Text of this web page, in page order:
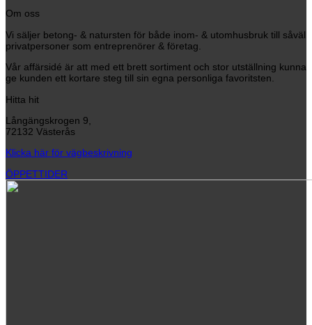
Om oss
Vi säljer betong- & natursten för både inom- & utomhusbruk till såväl
privatpersoner som entreprenörer & företag.
Vår affärsidé är att med ett brett sortiment och stor utställning kunna
ge kunden ett kortare steg till sin egna personliga favoritsten.
Hitta hit
Långängskrogen 9,
72132 Västerås
Klicka här för vägbeskrivning
ÖPPETTIDER